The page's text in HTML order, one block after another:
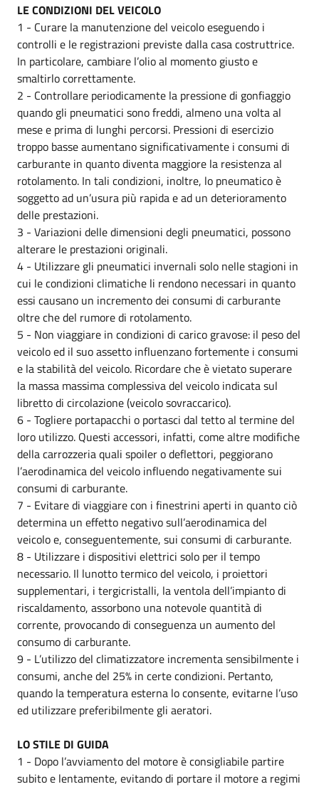
LE CONDIZIONI DEL VEICOLO
1 - Curare la manutenzione del veicolo eseguendo i
controlli e le registrazioni previste dalla casa costruttrice.
In particolare, cambiare l’olio al momento giusto e
smaltirlo correttamente.
2 - Controllare periodicamente la pressione di gonfiaggio
quando gli pneumatici sono freddi, almeno una volta al
mese e prima di lunghi percorsi. Pressioni di esercizio
troppo basse aumentano significativamente i consumi di
carburante in quanto diventa maggiore la resistenza al
rotolamento. In tali condizioni, inoltre, lo pneumatico è
soggetto ad un’usura più rapida e ad un deterioramento
delle prestazioni.
3 - Variazioni delle dimensioni degli pneumatici, possono
alterare le prestazioni originali.
4 - Utilizzare gli pneumatici invernali solo nelle stagioni in
cui le condizioni climatiche li rendono necessari in quanto
essi causano un incremento dei consumi di carburante
oltre che del rumore di rotolamento.
5 - Non viaggiare in condizioni di carico gravose: il peso del
veicolo ed il suo assetto influenzano fortemente i consumi
e la stabilità del veicolo. Ricordare che è vietato superare
la massa massima complessiva del veicolo indicata sul
libretto di circolazione (veicolo sovraccarico).
6 - Togliere portapacchi o portasci dal tetto al termine del
loro utilizzo. Questi accessori, infatti, come altre modifiche
della carrozzeria quali spoiler o deflettori, peggiorano
l’aerodinamica del veicolo influendo negativamente sui
consumi di carburante.
7 - Evitare di viaggiare con i finestrini aperti in quanto ciò
determina un effetto negativo sull’aerodinamica del
veicolo e, conseguentemente, sui consumi di carburante.
8 - Utilizzare i dispositivi elettrici solo per il tempo
necessario. Il lunotto termico del veicolo, i proiettori
supplementari, i tergicristalli, la ventola dell’impianto di
riscaldamento, assorbono una notevole quantità di
corrente, provocando di conseguenza un aumento del
consumo di carburante.
9 - L’utilizzo del climatizzatore incrementa sensibilmente i
consumi, anche del 25% in certe condizioni. Pertanto,
quando la temperatura esterna lo consente, evitarne l’uso
ed utilizzare preferibilmente gli aeratori.
LO STILE DI GUIDA
1 - Dopo l’avviamento del motore è consigliabile partire
subito e lentamente, evitando di portare il motore a regimi